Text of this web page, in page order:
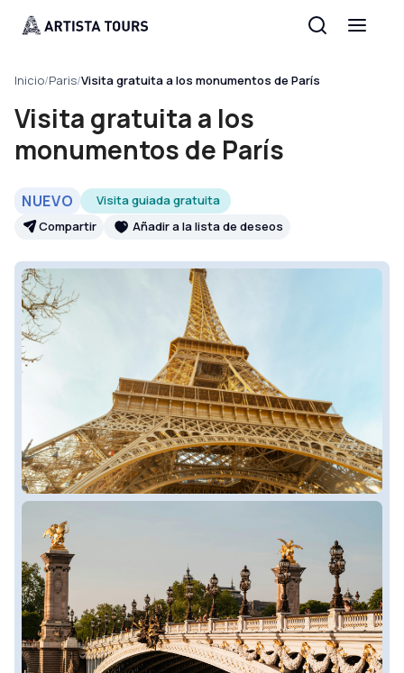
Inicio/Paris/Visita gratuita a los monumentos de París
Visita gratuita a los
monumentos de París
NUEVO
Visita guiada gratuita
Compartir
Añadir a la lista de deseos